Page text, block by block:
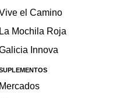
el Camino
La Mochila Roja
Innova
Mercados